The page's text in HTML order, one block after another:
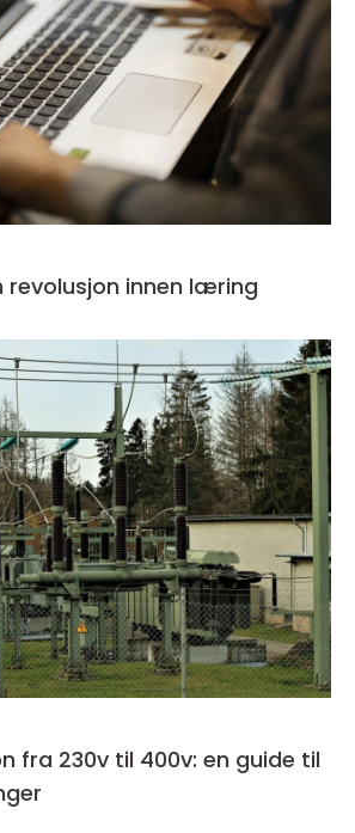
revolusjon innen læring
fra 230v til 400v: en guide til